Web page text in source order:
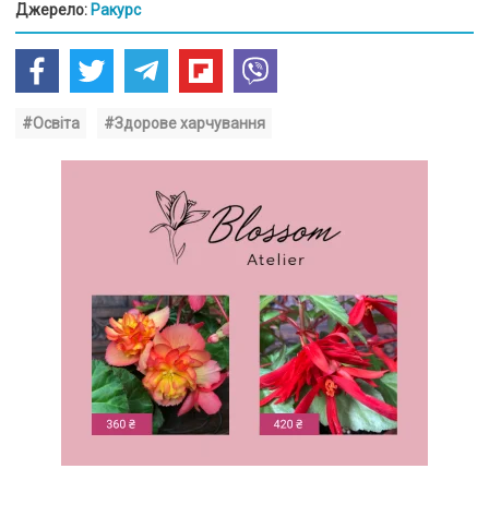
Джерело: Ракурс
#Освіта #Здорове харчування